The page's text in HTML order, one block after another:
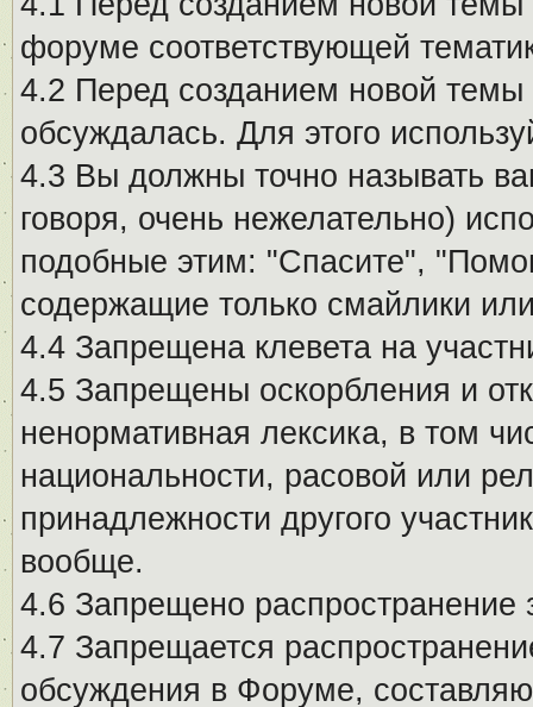
форуме соответствующей
4.2 Перед созданием новой
обсуждалась. Для этого
4.3 Вы должны точно называть
говоря, очень нежелательно)
подобные этим: "Спасите",
содержащие только смайлики
4.4 Запрещена клевета на
4.5 Запрещены оскорбления и
ненормативная лексика, в том
национальности, расовой или
принадлежности другого
вообще.
4.6 Запрещено
4.7 Запрещается
обсуждения в Форуме,